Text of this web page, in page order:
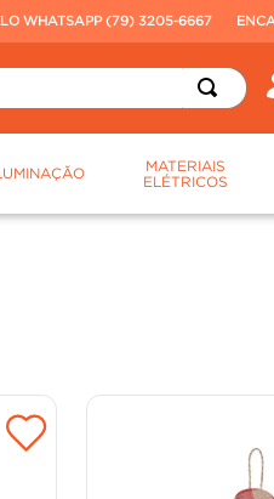
WHATSAPP (79) 3205-6667
MATERIAIS
ELÉTRICOS